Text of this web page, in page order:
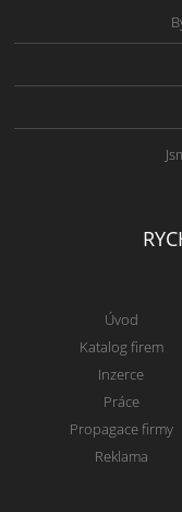
Úvod
Katalog firem
Inzerce
Práce
Propagace firmy
Reklama